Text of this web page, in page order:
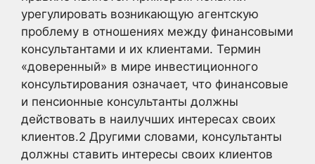
урегулировать возникающую агентскую
проблему в отношениях между финансовыми
консультантами и их клиентами. Термин
«доверенный» в мире инвестиционного
консультирования означает, что финансовые
и пенсионные консультанты должны
действовать в наилучших интересах своих
клиентов.2 Другими словами, консультанты
должны ставить интересы своих клиентов